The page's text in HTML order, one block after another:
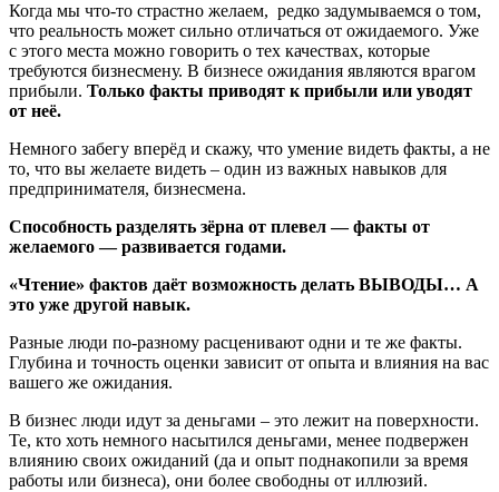
Когда мы что-то страстно желаем, редко задумываемся о том,
что реальность может сильно отличаться от ожидаемого. Уже
с этого места можно говорить о тех качествах, которые
требуются бизнесмену. В бизнесе ожидания являются врагом
прибыли. Только факты приводят к прибыли или уводят
от неё.
Немного забегу вперёд и скажу, что умение видеть факты, а не
то, что вы желаете видеть – один из важных навыков для
предпринимателя, бизнесмена.
Способность разделять зёрна от плевел — факты от
желаемого — развивается годами.
«Чтение» фактов даёт возможность делать ВЫВОДЫ… А
это уже другой навык.
Разные люди по-разному расценивают одни и те же факты.
Глубина и точность оценки зависит от опыта и влияния на вас
вашего же ожидания.
В бизнес люди идут за деньгами – это лежит на поверхности.
Те, кто хоть немного насытился деньгами, менее подвержен
влиянию своих ожиданий (да и опыт поднакопили за время
работы или бизнеса), они более свободны от иллюзий.